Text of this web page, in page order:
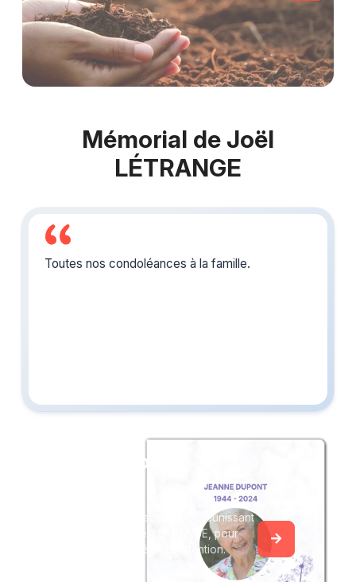
Mémorial de Joël
LÉTRANGE
Toutes nos condoléances à la famille.
Créez un album
Créez un album collaboratif en réunissant
les hommages à Joël LÉTRANGE, pour
vous ou pour une délicate attention.